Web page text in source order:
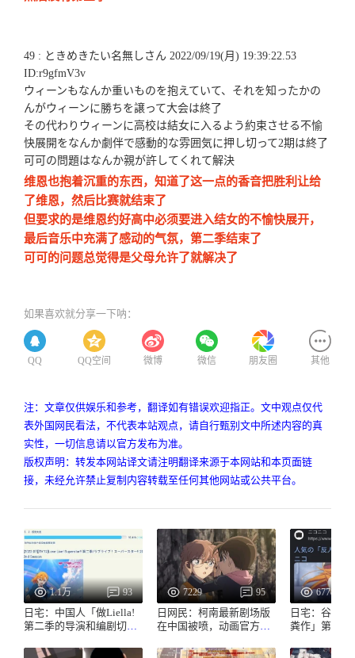
49 : ときめきたい名無しさん 2022/09/19(月) 19:39:22.53
ID:r9gfmV3v
ウィーンもなんか重いものを抱えていて、それを知ったかの
んがウィーンに勝ちを譲って大会は終了
その代わりウィーンに高校は結女に入るよう約束させる不愉
快展開をなんか劇伴で感動的な雰囲気に押し切って2期は終了
可可の問題はなんか親が許してくれて解決
维恩也抱着沉重的东西，知道了这一点的香音把胜利让给
了维恩，然后比赛就结束了
但要求的是维恩约好高中必须要进入结女的不愉快展开，
最后音乐中充满了感动的气氛，第二季结束了
可可的问题总觉得是父母允许了就解决了
如果喜欢就分享一下呐：
QQ QQ空间 微博 微信 朋友圈 其他
注：文章仅供娱乐和参考，翻译如有错误欢迎指正。文中观点仅代
表外国网民看法，不代表本站观点，请自行甄别文中所述内容的真
实性，一切信息请以官方发布为准。
版权声明：转发本网站译文请注明翻译来源于本网站和本页面链
接，未经允许禁止复制内容转载至任何其他网站或公共平台。
1.1万 93
日宅：中国人「做Liella!
第二季的导演和编剧切腹
7229 95
日网民：柯南最新剧场版
在中国被喷，动画官方回
6778
日宅：谷歌
粪作」第一